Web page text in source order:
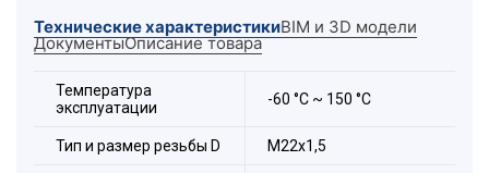
Изготавливаются с метрической "М", трубной "G" и
резьбойPGна выбор заказчика.
Технические характеристикиBIM и 3D модели
ДокументыОписание товара
Температура
эксплуатации
-60 °С ~ 150 °С
Тип и размер резьбы D М22х1,5